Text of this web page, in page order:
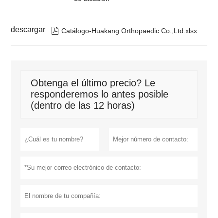
descargar  Catálogo-Huakang Orthopaedic Co.,Ltd.xlsx
Obtenga el último precio? Le
responderemos lo antes posible
(dentro de las 12 horas)